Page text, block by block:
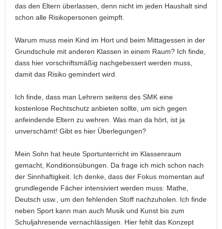
das den Eltern überlassen, denn nicht im jeden Haushalt sind
schon alle Risikopersonen geimpft.
Warum muss mein Kind im Hort und beim Mittagessen in der
Grundschule mit anderen Klassen in einem Raum? Ich finde,
dass hier vorschriftsmäßig nachgebessert werden muss,
damit das Risiko gemindert wird.
Ich finde, dass man Lehrern seitens des SMK eine
kostenlose Rechtschutz anbieten sollte, um sich gegen
anfeindende Eltern zu wehren. Was man da hört, ist ja
unverschämt! Gibt es hier Überlegungen?
Mein Sohn hat heute Sportunterricht im Klassenraum
gemacht, Konditionsübungen. Da frage ich mich schon nach
der Sinnhaftigkeit. Ich denke, dass der Fokus momentan auf
grundlegende Fächer intensiviert werden muss: Mathe,
Deutsch usw., um den fehlenden Stoff nachzuholen. Ich finde
neben Sport kann man auch Musik und Kunst bis zum
Schuljahresende vernachlässigen. Hier fehlt das Konzept